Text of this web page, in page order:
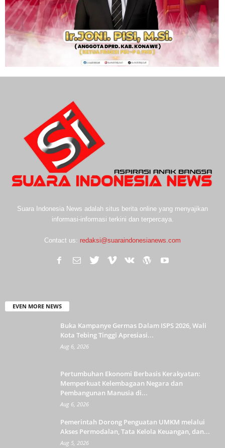
Suara Indonesia News adalah situs berita online yang menyajikan
informasi-informasi terkini dan terpercaya.
Contact us: redaksi@suaraindonesianews.com
EVEN MORE NEWS
Buka Kampanye Germas Dalam ISPS 2026, Wali
Kota Tebing Tinggi Apresiasi...
Aug 6, 2026
Pertumbuhan Ekonomi Berbasis Kerakyatan:
Memperkuat Kelembagaan Negara dan
Pembangunan Manusia di...
Aug 6, 2026
Pemerintah Dorong Penguatan UMKM melalui
Akses Permodalan, Tata Kelola Keuangan, dan...
Aug 5, 2026